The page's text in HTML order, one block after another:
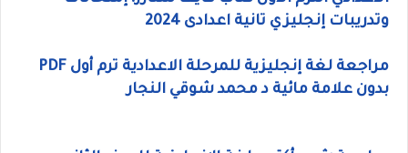
وتدريبات إنجليزي تانية اعدادى 2024
مراجعة لغة إنجليزية للمرحلة الاعدادية ترم أول PDF
بدون علامة مائية د محمد شوقي النجار